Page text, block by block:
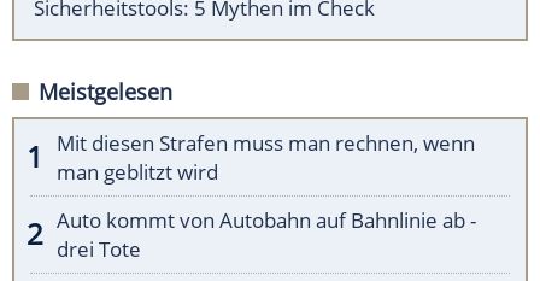
Sicherheitstools: 5 Mythen im Check
Meistgelesen
Mit diesen Strafen muss man rechnen, wenn
man geblitzt wird
Auto kommt von Autobahn auf Bahnlinie ab -
drei Tote